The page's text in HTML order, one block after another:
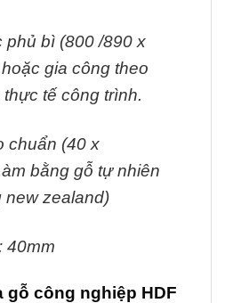
phủ bì (800 /890 x
gia công theo
thực tếcông trình.
chuẩn (40 x
bằng gỗ tự nhiên
new zealand)
40mm
gỗ công nghiệp HDF